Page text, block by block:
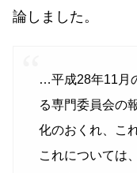
論しました。
…平成28年11月
る専門委員会の
化のおくれ、こ
これについては